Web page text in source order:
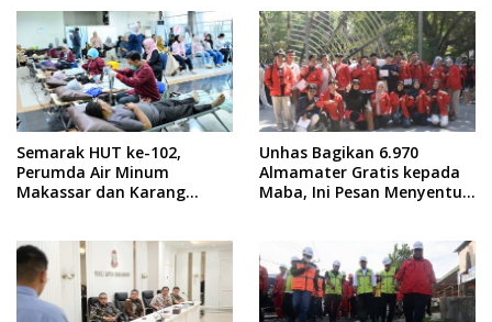
Semarak HUT ke-102,
Perumda Air Minum
Makassar dan Karang
Unhas Bagikan 6.970
Almamater Gratis kepada
Maba, Ini Pesan Menyentuh